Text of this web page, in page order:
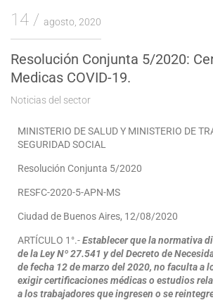
14 agosto, 2020
Resolución Conjunta 5/2020:
Medicas COVID-19.
Noticias del sector
MINISTERIO DE SALUD Y MINISTERIO DE
SEGURIDAD SOCIAL
Resolución Conjunta 5/2020
RESFC-2020-5-APN-MS
Ciudad de Buenos Aires, 12/08/2020
ARTÍCULO 1°.-Establecer que la normativa
de la Ley Nº 27.541 y del Decreto de
de fecha 12 de marzo del 2020, no faculta a
exigir certificaciones médicas o estudios
a los trabajadores que ingresen o se